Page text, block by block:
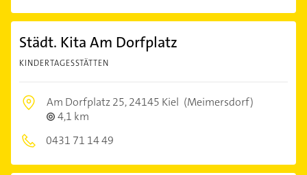
Städt. Kita Am Dorfplatz
KINDERTAGESSTÄTTEN
Am Dorfplatz 25,24145 Kiel (Meimersdorf)
4,1 km
0431 71 14 49